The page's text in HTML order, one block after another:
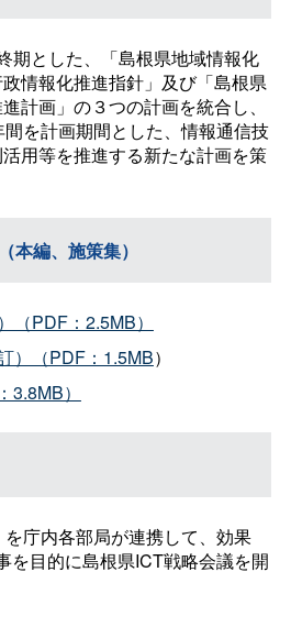
期とした、「島根県地域情報化
情報化推進指針」及び「島根県
計画」の３つの計画を統合し、
を計画期間とした、情報通信技
用等を推進する新たな計画を策
本編、施策集）
（PDF：2.5MB）
）（PDF：1.5MB）
）
を庁内各部局が連携して、効果
を目的に島根県ICT戦略会議を開